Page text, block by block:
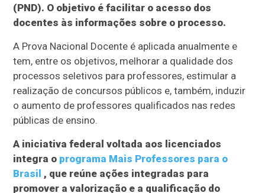
(PND). O objetivo é facilitar o acesso dos
docentes às informações sobre o processo.
A Prova Nacional Docente é aplicada anualmente e
tem, entre os objetivos, melhorar a qualidade dos
processos seletivos para professores, estimular a
realização de concursos públicos e, também, induzir
o aumento de professores qualificados nas redes
públicas de ensino.
A iniciativa federal voltada aos licenciados
integra o programa Mais Professores para o
Brasil , que reúne ações integradas para
promover a valorização e a qualificação do